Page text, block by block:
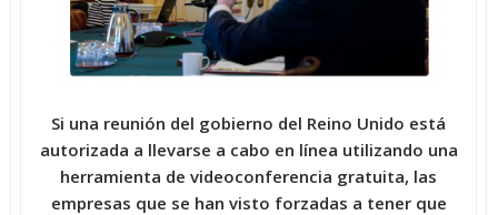
Si una reunión del gobierno del Reino Unido está
autorizada a llevarse a cabo en línea utilizando una
herramienta de videoconferencia gratuita, las
empresas que se han visto forzadas a tener que